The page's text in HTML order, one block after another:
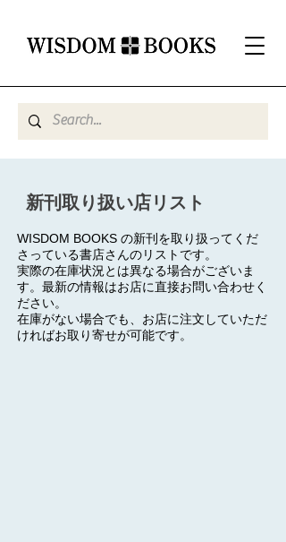
​新刊取り扱い店リスト
WISDOM BOOKS の新刊を取り扱ってくだ
さっている書店さんのリストです。
実際の在庫状況とは異なる場合がございま
す。最新の情報はお店に直接お問い合わせく
ださい。
在庫がない場合でも、お店に注文していただ
ければお取り寄せが可能です。